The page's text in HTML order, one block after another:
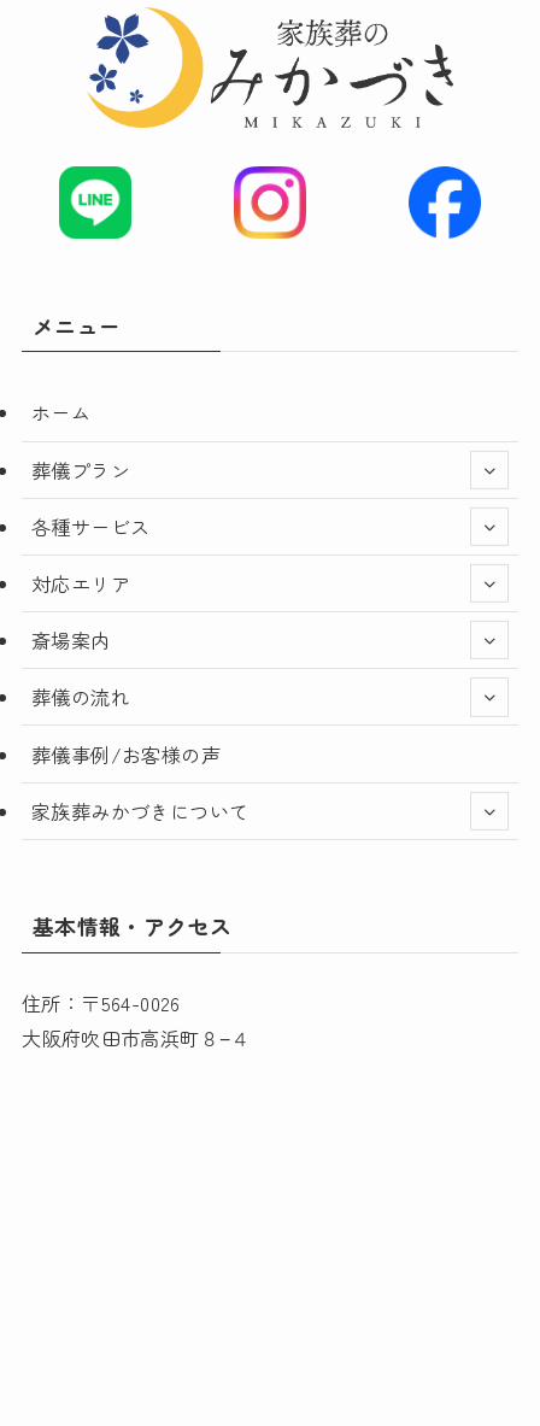
メニュー
ホーム
葬儀プラン
各種サービス
対応エリア
斎場案内
葬儀の流れ
葬儀事例/お客様の声
家族葬みかづきについて
基本情報・アクセス
住所：〒564-0026
大阪府吹田市高浜町８−４